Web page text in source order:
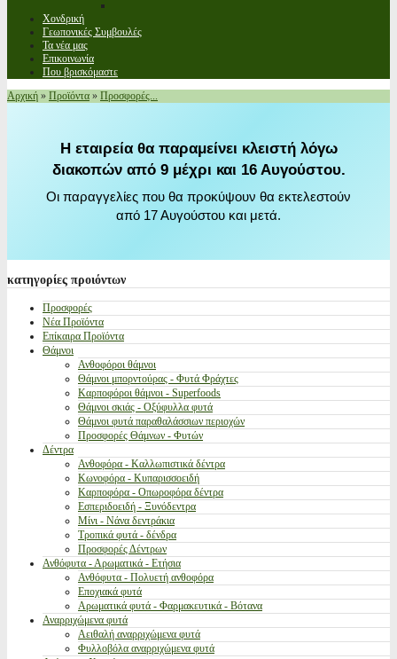
Χονδρική
Γεωπονικές Συμβουλές
Τα νέα μας
Επικοινωνία
Που βρισκόμαστε
Αρχική » Προϊόντα » Προσφορές...
Η εταιρεία θα παραμείνει κλειστή λόγω
διακοπών από 9 μέχρι και 16 Αυγούστου.
Οι παραγγελίες που θα προκύψουν θα εκτελεστούν
από 17 Αυγούστου και μετά.
κατηγορίες προιόντων
Προσφορές
Νέα Προϊόντα
Επίκαιρα Προϊόντα
Θάμνοι
Ανθοφόροι θάμνοι
Θάμνοι μπορντούρας - Φυτά Φράχτες
Καρποφόροι θάμνοι - Superfoods
Θάμνοι σκιάς - Οξύφυλλα φυτά
Θάμνοι φυτά παραθαλάσσιων περιοχών
Προσφορές Θάμνων - Φυτών
Δέντρα
Ανθοφόρα - Καλλωπιστικά δέντρα
Κωνοφόρα - Κυπαρισσοειδή
Καρποφόρα - Οπωροφόρα δέντρα
Εσπεριδοειδή - Ξυνόδεντρα
Μίνι - Νάνα δεντράκια
Τροπικά φυτά - δένδρα
Προσφορές Δέντρων
Ανθόφυτα - Αρωματικά - Ετήσια
Ανθόφυτα - Πολυετή ανθοφόρα
Εποχιακά φυτά
Αρωματικά φυτά - Φαρμακευτικά - Βότανα
Αναρριχώμενα φυτά
Αειθαλή αναρριχώμενα φυτά
Φυλλοβόλα αναρριχώμενα φυτά